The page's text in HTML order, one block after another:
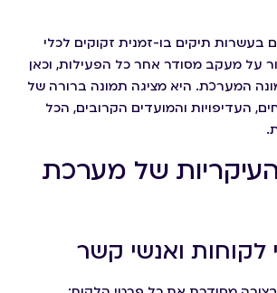
תיקים בו-זמנית זקוקים לכלי
על מעקב מסודר אחר כל הפעילות, וכאן
המערכת. היא מציגה תמונה ברורה של
העדיפויות והמועדים הקרובים, הכל
של מערכת
לקוחות ואנשי קשר